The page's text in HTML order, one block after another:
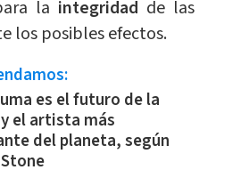
la integridad de las
los posibles efectos.
es el futuro de la
el artista más
del planeta, según